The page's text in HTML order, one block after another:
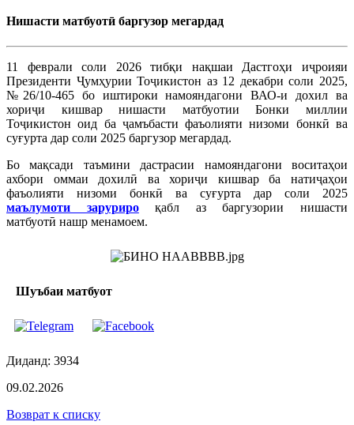
Нишасти матбуотӣ баргузор мегардад
11 феврали соли 2026 тибқи нақшаи Дастгоҳи иҷроияи
Президенти Ҷумҳурии Тоҷикистон аз 12 декабри соли 2025,
№26/10-465 бо иштироки намояндагони ВАО-и дохил ва
хориҷи кишвар нишасти матбуотии Бонки миллии
Тоҷикистон оид ба ҷамъбасти фаъолияти низоми бонкӣ ва
суғурта дар соли 2025 баргузор мегардад.
Бо мақсади таъмини дастрасии намояндагони воситаҳои
ахбори оммаи дохилӣ ва хориҷи кишвар ба натиҷаҳои
фаъолияти низоми бонкӣ ва суғурта дар соли 2025
маълумоти зарурироқабл аз баргузории нишасти
матбуотӣ нашр менамоем.
Шуъбаи матбуот
Диданд: 3934
09.02.2026
Возврат к списку